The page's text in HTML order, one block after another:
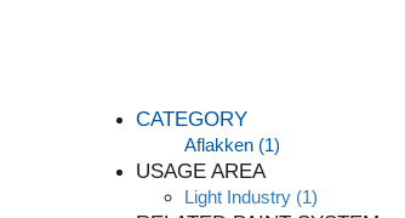
CATEGORY
Aflakken (1)
USAGE AREA
Light Industry (1)